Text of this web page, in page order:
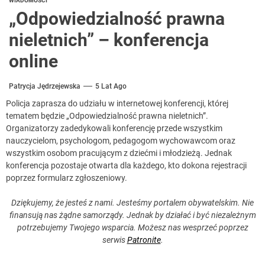
„Odpowiedzialność prawna
nieletnich” – konferencja
online
Patrycja Jędrzejewska 5 Lat Ago
Policja zaprasza do udziału w internetowej konferencji, której
tematem będzie „Odpowiedzialność prawna nieletnich”.
Organizatorzy zadedykowali konferencję przede wszystkim
nauczycielom, psychologom, pedagogom wychowawcom oraz
wszystkim osobom pracującym z dziećmi i młodzieżą. Jednak
konferencja pozostaje otwarta dla każdego, kto dokona rejestracji
poprzez formularz zgłoszeniowy.
Dziękujemy, że jesteś z nami. Jesteśmy portalem obywatelskim. Nie
finansują nas żądne samorządy. Jednak by działać i być niezależnym
potrzebujemy Twojego wsparcia. Możesz nas wesprzeć poprzez
serwisPatronite.